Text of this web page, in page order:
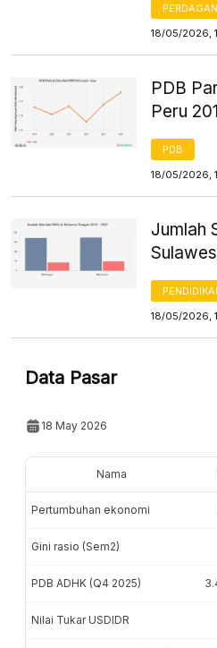
18/05/2026,
PDB
Peru
PDB
18/05/2026,
Jumlah
18/05/2026,
Data Pasar
18 May 2026
Nama
Pertumbuhan ekonomi
Gini rasio (Sem2)
PDB ADHK (Q4 2025)
Nilai Tukar USDIDR